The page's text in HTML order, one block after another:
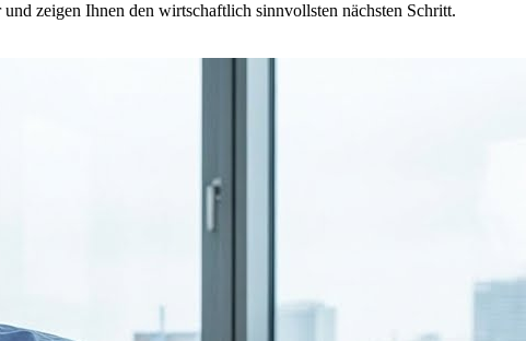
zeigen Ihnen den wirtschaftlich sinnvollsten nächsten Schritt.